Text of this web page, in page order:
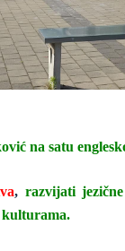
na satu
, razvijati
kulturama.